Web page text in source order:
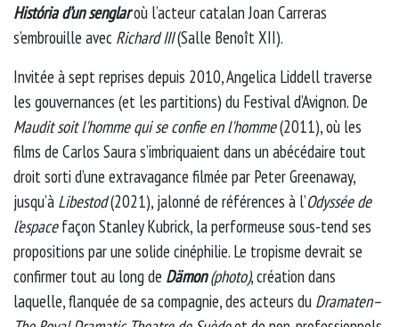
História d’un senglaroù l’acteur catalan Joan Carreras
s’embrouille avec Richard III(Salle Benoît XII).
Invitée à sept reprises depuis 2010, Angelica Liddell traverse
les gouvernances (et les partitions) du Festival d’Avignon. De
Maudit soit l'homme qui se confie en l'homme(2011), où les
films de Carlos Saura s’imbriquaient dans un abécédaire tout
droit sorti d’une extravagance filmée par Peter Greenaway,
jusqu’à Libestod(2021), jalonné de références à l’Odyssée de
l’espacefaçon Stanley Kubrick, la performeuse sous-tend ses
propositions par une solide cinéphilie. Le tropisme devrait se
confirmer tout au long de Dämon(photo), création dans
laquelle, flanquée de sa compagnie, des acteurs du Dramaten–